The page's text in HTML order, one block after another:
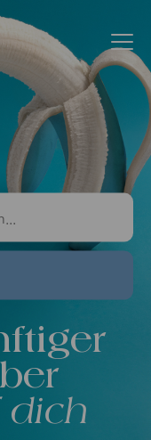
dich